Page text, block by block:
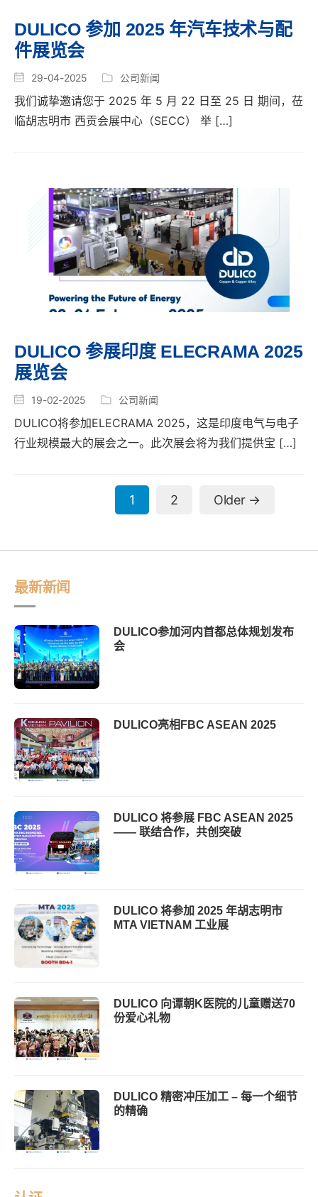
DULICO 参加 2025 年汽车技术与配
件展览会
29-04-2025 公司新闻
我们诚挚邀请您于 2025 年 5 月 22 日至 25 日 期间，莅
临胡志明市 西贡会展中心（SECC） 举 […]
DULICO 参展印度 ELECRAMA 2025
展览会
19-02-2025 公司新闻
DULICO将参加ELECRAMA 2025，这是印度电气与电子
行业规模最大的展会之一。此次展会将为我们提供宝 […]
分
页
1 2 Older →
最新新闻
DULICO参加河内首都总体规划发布
会
DULICO亮相FBC ASEAN 2025
DULICO 将参展 FBC ASEAN 2025
—— 联结合作，共创突破
DULICO 将参加 2025 年胡志明市
MTA VIETNAM 工业展
DULICO 向谭朝K医院的儿童赠送70
份爱心礼物
DULICO 精密冲压加工 – 每一个细节
的精确